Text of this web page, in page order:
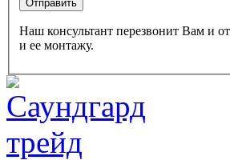
Наш консультант перезвонит Вам и
и ее монтажу.